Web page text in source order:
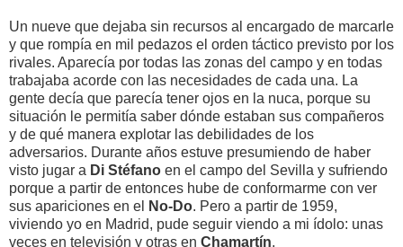
Un nueve que dejaba sin recursos al encargado de marcarle
y que rompía en mil pedazos el orden táctico previsto por los
rivales. Aparecía por todas las zonas del campo y en todas
trabajaba acorde con las necesidades de cada una. La
gente decía que parecía tener ojos en la nuca, porque su
situación le permitía saber dónde estaban sus compañeros
y de qué manera explotar las debilidades de los
adversarios. Durante años estuve presumiendo de haber
visto jugar a Di Stéfano en el campo del Sevilla y sufriendo
porque a partir de entonces hube de conformarme con ver
sus apariciones en el
No-Do. Pero a partir de 1959,
viviendo yo en Madrid, pude seguir viendo a mi ídolo: unas
veces en televisión y otras en Chamartín.